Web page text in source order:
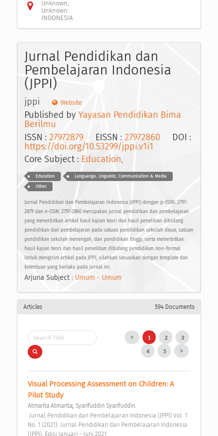
Unknown,
Unknown
INDONESIA
Jurnal Pendidikan dan
Pembelajaran Indonesia
(JPPI)
jppi Website
Published by Yayasan Pendidikan Bima
Berilmu
ISSN : 27972879 EISSN : 27972860 DOI :
https://doi.org/10.53299/jppi.v1i1
Core Subject : Education,
Education Languange, Linguistic, Communication & Media
Other
Jurnal Pendidikan dan Pembelajaran Indonesia (JPPI) dengan p-ISSN: 2797-
2879 dan e-ISSN: 2797-2860 merupakan jurnal pendidikan dan pembelajaran
yang menerbitkan artikel hasil kajian teori dan hasil penelitian dibidang
pendidikan dan pembelajaran pada satuan pendidikan sekolah dasar, satuan
pendidikan sekolah menengah, dan pendidikan tinggi, serta menerbitkan
hasil kajian teori dan hasil penelitian dibidang pendidikan non-formal.
Untuk mengirim artikel pada JPPI, silahkan sesuaikan dengan template dan
ketentuan yang berlaku pada jurnal ini.
Arjuna Subject : Umum - Umum
Articles 594 Documents
1 2 3
4 5
Visual Processing Assessment on Children: A
Pilot Study
Atmarita Atmarita; Syarifuddin Syarifuddin
No. 1 (2021): Jurnal Pendidikan dan Pembelajaran Indonesia
(JPPI), Edisi Januari - Juni 2021